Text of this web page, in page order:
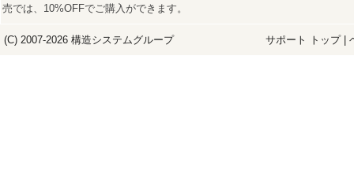
売では、10%OFFでご購入ができます。
(C) 2007-2026 構造システムグループ サポート トップ|